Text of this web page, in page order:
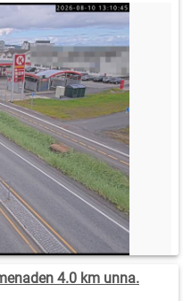
4.0 km unna.